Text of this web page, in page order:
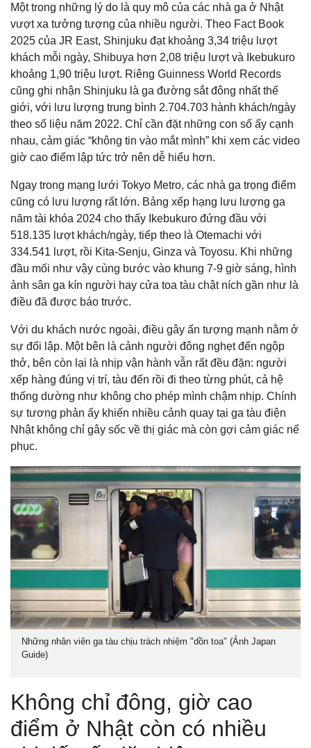
Một trong những lý do là quy mô của các nhà ga ở Nhật
vượt xa tưởng tượng của nhiều người. Theo Fact Book
2025 của JR East, Shinjuku đạt khoảng 3,34 triệu lượt
khách mỗi ngày, Shibuya hơn 2,08 triệu lượt và Ikebukuro
khoảng 1,90 triệu lượt. Riêng Guinness World Records
cũng ghi nhận Shinjuku là ga đường sắt đông nhất thế
giới, với lưu lượng trung bình 2.704.703 hành khách/ngày
theo số liệu năm 2022. Chỉ cần đặt những con số ấy cạnh
nhau, cảm giác “không tin vào mắt mình” khi xem các video
giờ cao điểm lập tức trở nên dễ hiểu hơn.
Ngay trong mạng lưới Tokyo Metro, các nhà ga trọng điểm
cũng có lưu lượng rất lớn. Bảng xếp hạng lưu lượng ga
năm tài khóa 2024 cho thấy Ikebukuro đứng đầu với
518.135 lượt khách/ngày, tiếp theo là Otemachi với
334.541 lượt, rồi Kita-Senju, Ginza và Toyosu. Khi những
đầu mối như vậy cùng bước vào khung 7-9 giờ sáng, hình
ảnh sân ga kín người hay cửa toa tàu chật ních gần như là
điều đã được báo trước.
Với du khách nước ngoài, điều gây ấn tượng mạnh nằm ở
sự đối lập. Một bên là cảnh người đông nghẹt đến ngộp
thở, bên còn lại là nhịp vận hành vẫn rất đều đặn: người
xếp hàng đúng vị trí, tàu đến rồi đi theo từng phút, cả hệ
thống dường như không cho phép mình chậm nhịp. Chính
sự tương phản ấy khiến nhiều cảnh quay tại ga tàu điện
Nhật không chỉ gây sốc về thị giác mà còn gợi cảm giác nể
phục.
Những nhân viên ga tàu chịu trách nhiệm "dồn toa" (Ảnh Japan
Guide)
Không chỉ đông, giờ cao
điểm ở Nhật còn có nhiều